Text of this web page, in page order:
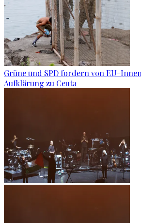
Grüne und SPD fordern von EU-
Aufklärung zu Ceuta